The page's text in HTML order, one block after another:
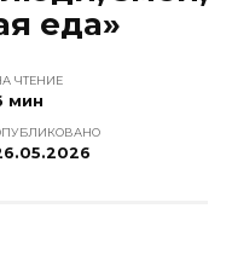
еда»
ЧТЕНИЕ
мин